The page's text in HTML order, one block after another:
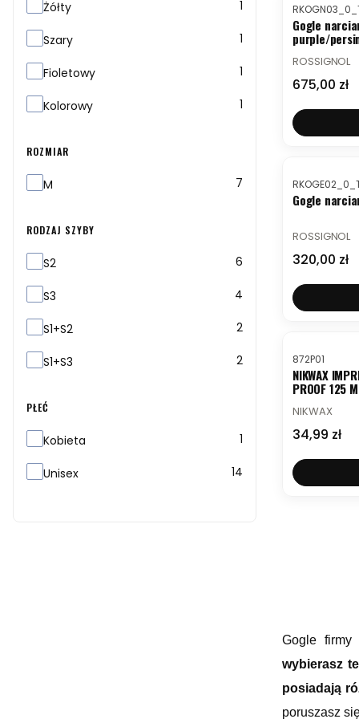
Żółty 1
Szary 1
Fioletowy 1
Kolorowy 1
ROZMIAR
Rozmiar
M 7
RODZAJ SZYBY
Rodzaj szyby
S2 6
S3 4
S1+S2 2
S1+S3 2
PŁEĆ
PłećKobieta 1
Unisex 14
Kod produktu
Gogle
purple/
PRODUCENT
ROSSIGNOL
Cena
675,00 zł
Kod produktu
Gogle
PRODUCENT
ROSSIGNOL
Cena
320,00 zł
Kod produktu
872P01
NIKWAX
PROOF 125
PRODUCENT
NIKWAX
Cena
34,99 zł
Gogle firmy
wybierasz
posiadają
poruszasz